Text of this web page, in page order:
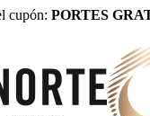
cupón: PORTES